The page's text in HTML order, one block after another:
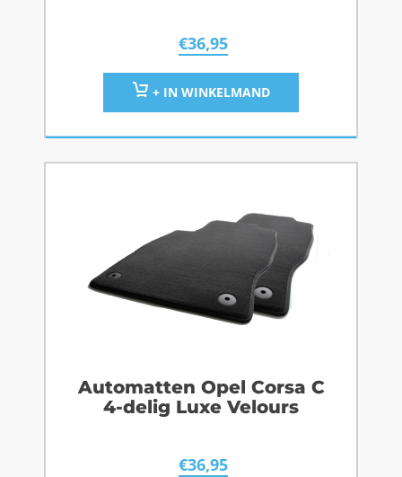
€36,95
+ IN WINKELMAND
Automatten Opel Corsa C
4-delig Luxe Velours
€36,95